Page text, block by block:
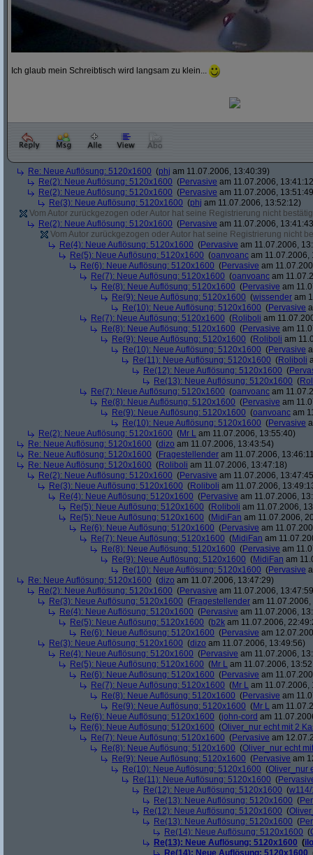
Ich glaub mein Schreibtisch wird langsam zu klein...
Re: Neue Auflösung: 5120x1600 (phj am 11.07.2006, 13:40:39)
Re(2): Neue Auflösung: 5120x1600 (Pervasive am 11.07.2006,
Re(2): Neue Auflösung: 5120x1600 (Pervasive am 11.07.2006,
Re(3): Neue Auflösung: 5120x1600 (phj am 11.07.2006, 13:52:12)
Vom Autor zurückgezogen oder Autor hat seine Registrierung nicht
Re(2): Neue Auflösung: 5120x1600 (Pervasive am 11.07.2006,
Vom Autor zurückgezogen oder Autor hat seine Registrierung nicht
Re(4): Neue Auflösung: 5120x1600 (Pervasive am 11.07.2006,
Re(5): Neue Auflösung: 5120x1600 (oanvoanc am 11.07.2006,
Re(6): Neue Auflösung: 5120x1600 (Pervasive am
Re(7): Neue Auflösung: 5120x1600 (oanvoanc am
Re(8): Neue Auflösung: 5120x1600 (Pervasive am
Re(9): Neue Auflösung: 5120x1600 (wissender am
Re(10): Neue Auflösung: 5120x1600 (Pervasive
Re(7): Neue Auflösung: 5120x1600 (Roliboli am
Re(8): Neue Auflösung: 5120x1600 (Pervasive am
Re(9): Neue Auflösung: 5120x1600 (Roliboli am
Re(10): Neue Auflösung: 5120x1600 (Pervasive
Re(11): Neue Auflösung: 5120x1600 (Roliboli
Re(12): Neue Auflösung: 5120x1600 (
Re(13): Neue Auflösung: 5120x1600 (
Re(7): Neue Auflösung: 5120x1600 (oanvoanc am
Re(8): Neue Auflösung: 5120x1600 (Pervasive am
Re(9): Neue Auflösung: 5120x1600 (oanvoanc am
Re(10): Neue Auflösung: 5120x1600 (Pervasive
Re(2): Neue Auflösung: 5120x1600 (Mr L am 11.07.2006, 13:55:40)
Re: Neue Auflösung: 5120x1600 (dizo am 11.07.2006, 13:43:54)
Re: Neue Auflösung: 5120x1600 (Fragestellender am 11.07.2006,
Re: Neue Auflösung: 5120x1600 (Roliboli am 11.07.2006, 13:47:18)
Re(2): Neue Auflösung: 5120x1600 (Pervasive am 11.07.2006,
Re(3): Neue Auflösung: 5120x1600 (Roliboli am 11.07.2006,
Re(4): Neue Auflösung: 5120x1600 (Pervasive am 11.07.2006,
Re(5): Neue Auflösung: 5120x1600 (Roliboli am 11.07.2006,
Re(5): Neue Auflösung: 5120x1600 (MidiFan am 11.07.2006,
Re(6): Neue Auflösung: 5120x1600 (Pervasive am
Re(7): Neue Auflösung: 5120x1600 (MidiFan am
Re(8): Neue Auflösung: 5120x1600 (Pervasive am
Re(9): Neue Auflösung: 5120x1600 (MidiFan am
Re(10): Neue Auflösung: 5120x1600 (Pervasive
Re: Neue Auflösung: 5120x1600 (dizo am 11.07.2006, 13:47:29)
Re(2): Neue Auflösung: 5120x1600 (Pervasive am 11.07.2006,
Re(3): Neue Auflösung: 5120x1600 (Fragestellender am
Re(4): Neue Auflösung: 5120x1600 (Pervasive am 11.07.2006,
Re(5): Neue Auflösung: 5120x1600 (b2k am 11.07.2006,
Re(6): Neue Auflösung: 5120x1600 (Pervasive am
Re(3): Neue Auflösung: 5120x1600 (dizo am 11.07.2006, 13:49:56)
Re(4): Neue Auflösung: 5120x1600 (Pervasive am 11.07.2006,
Re(5): Neue Auflösung: 5120x1600 (Mr L am 11.07.2006,
Re(6): Neue Auflösung: 5120x1600 (Pervasive am
Re(7): Neue Auflösung: 5120x1600 (Mr L am 11.07.2006,
Re(8): Neue Auflösung: 5120x1600 (Pervasive am
Re(9): Neue Auflösung: 5120x1600 (Mr L am
Re(6): Neue Auflösung: 5120x1600 (john-cord am
Re(6): Neue Auflösung: 5120x1600 (Oliver_nur echt mit 2
Re(7): Neue Auflösung: 5120x1600 (Pervasive am
Re(8): Neue Auflösung: 5120x1600 (Oliver_nur echt
Re(9): Neue Auflösung: 5120x1600 (Pervasive am
Re(10): Neue Auflösung: 5120x1600 (Oliver_nur
Re(11): Neue Auflösung: 5120x1600 (
Re(12): Neue Auflösung: 5120x1600 (
Re(13): Neue Auflösung: 5120x1600 (
Re(12): Neue Auflösung: 5120x1600 (
Re(13): Neue Auflösung: 5120x1600 (
Re(14): Neue Auflösung: 5120x1600 (
Re(13): Neue Auflösung: 5120x1600 (
Re(14): Neue Auflösung: 5120x1600